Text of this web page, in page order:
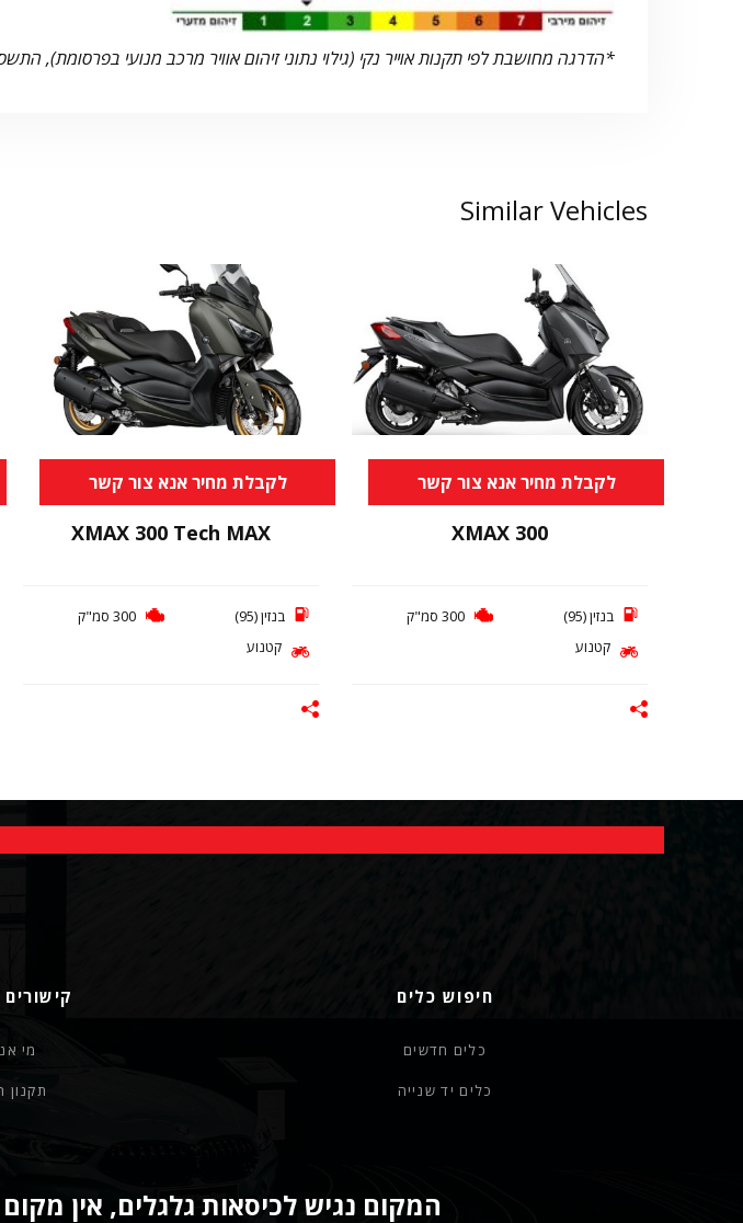
*הדרגה מחושבת לפי תקנות אוייר נקי (גילוי נתוני זיהום אוויר מרכב מנועי בפרסומת), התשס"ט
Similar Vehicles
לקבלת מחיר אנא צור קשר
XMAX 300
בנזין (95)
300 סמ"ק
קטנוע
לקבלת מחיר אנא צור קשר
XMAX 300 Tech MAX
בנזין (95)
300 סמ"ק
קטנוע
חיפוש כלים
כלים חדשים
כלים יד שנייה
מי
המקום נגיש לכיסאות גלגלים, אין